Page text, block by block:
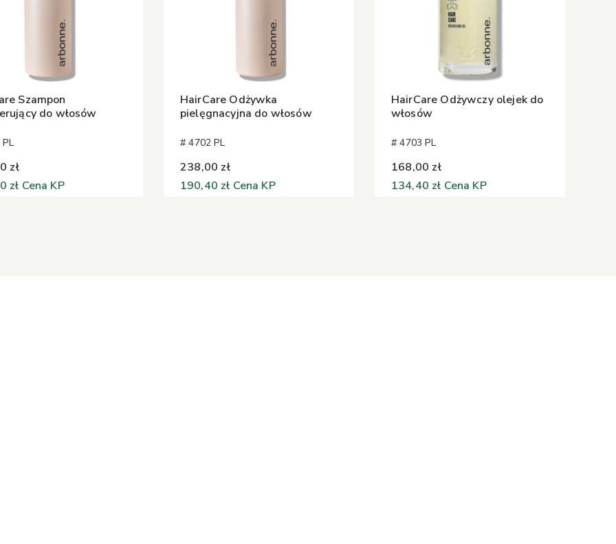
Szampon
do włosów
zł
zł Cena KP
HairCare Odżywka
pielęgnacyjna do włosów
# 4702 PL
238,00 zł
190,40 zł Cena KP
HairCare Odżywczy olejek do
włosów
# 4703 PL
168,00 zł
134,40 zł Cena KP